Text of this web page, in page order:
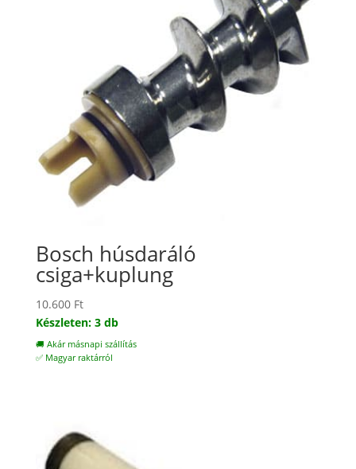
Bosch húsdaráló
csiga+kuplung
10.600 Ft
Készleten: 3 db
🚚 Akár másnapi szállítás
✅ Magyar raktárról